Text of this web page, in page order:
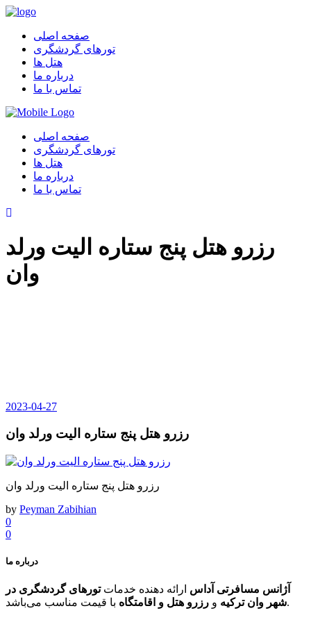
صفحه اصلی
تورهای گردشگری
هتل ها
درباره ما
تماس با ما
صفحه اصلی
تورهای گردشگری
هتل ها
درباره ما
تماس با ما
رزرو هتل پنج ستاره الیت ورلد
وان
2023-04-27
رزرو هتل پنج ستاره الیت ورلد وان
رزرو هتل پنج ستاره الیت ورلد وان
by Peyman Zabihian
0
0
درباره ما
آژانس مسافرتی آداس ارائه دهنده خدماتتورهای گردشگری در
شهر وان ترکیه و رزرو هتل و اقامتگاه با قیمت مناسب می‌باشد.